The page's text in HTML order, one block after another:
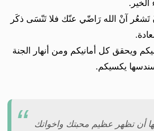
الخير.
تَشعُر آنْ الله رَاضّي عنّك فلا تَنّسَى ذكَر
ويحقق كل أمانيكم ومن أنهار الجنة
يكسيكم.
أن تظهر عظيم محبتك واخواتك